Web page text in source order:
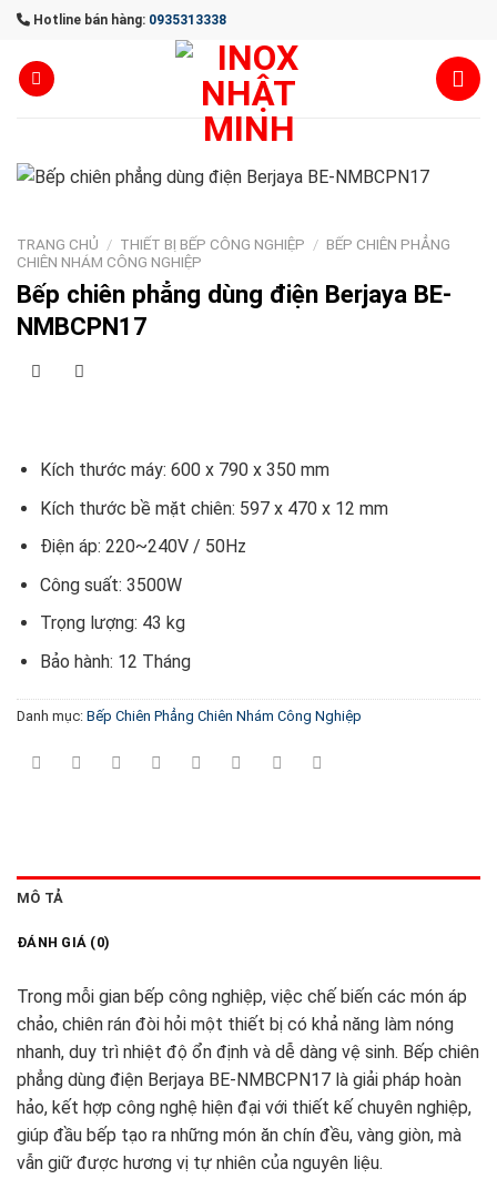
Skip
content
Hotline bán hàng: 0935313338
TRANG CHỦ / THIẾT BỊ BẾP CÔNG NGHIỆP / BẾP CHIÊN PHẲNG
CHIÊN NHÁM CÔNG NGHIỆP
Bếp chiên phẳng dùng điện Berjaya BE-
NMBCPN17
Kích thước máy: 600 x 790 x 350 mm
Kích thước bề mặt chiên: 597 x 470 x 12 mm
Điện áp: 220~240V / 50Hz
Công suất: 3500W
Trọng lượng: 43 kg
Bảo hành: 12 Tháng
Danh mục: Bếp Chiên Phẳng Chiên Nhám Công Nghiệp
MÔ TẢ
ĐÁNH GIÁ (0)
Trong mỗi gian bếp công nghiệp, việc chế biến các món áp
chảo, chiên rán đòi hỏi một thiết bị có khả năng làm nóng
nhanh, duy trì nhiệt độ ổn định và dễ dàng vệ sinh. Bếp chiên
phẳng dùng điện Berjaya BE-NMBCPN17 là giải pháp hoàn
hảo, kết hợp công nghệ hiện đại với thiết kế chuyên nghiệp,
giúp đầu bếp tạo ra những món ăn chín đều, vàng giòn, mà
vẫn giữ được hương vị tự nhiên của nguyên liệu.